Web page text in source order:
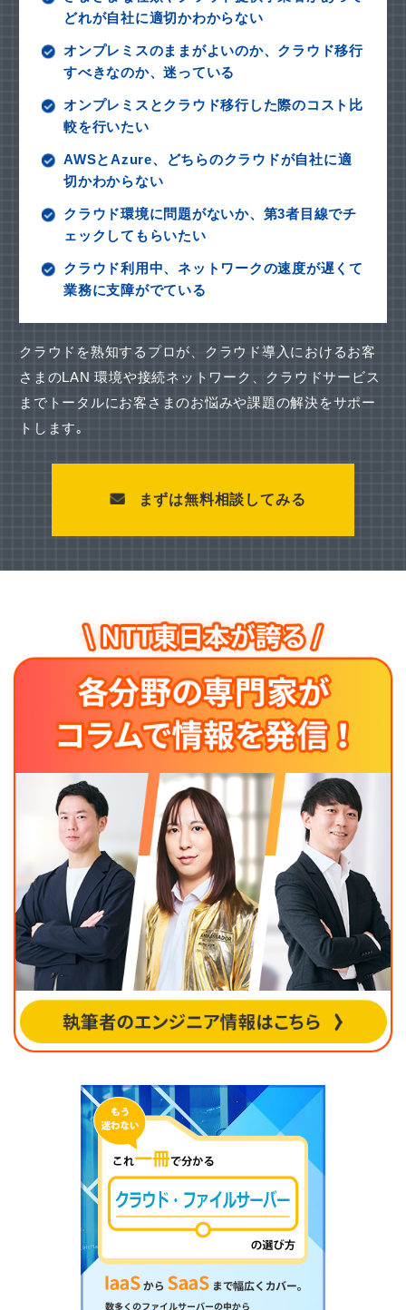
どれが自社に適切かわからない
オンプレミスのままがよいのか、クラウド移行
すべきなのか、迷っている
オンプレミスとクラウド移行した際のコスト比
較を行いたい
AWSとAzure、どちらのクラウドが自社に適
切かわからない
クラウド環境に問題がないか、第3者目線でチ
ェックしてもらいたい
クラウド利用中、ネットワークの速度が遅くて
業務に支障がでている
クラウドを熟知するプロが、クラウド導入におけるお客
さまのLAN 環境や接続ネットワーク、
クラウドサービス
までトータルにお客さまのお悩みや課題の解決をサポー
トします｡
まずは無料相談してみる